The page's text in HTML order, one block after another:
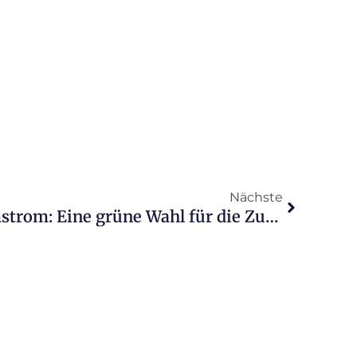
Nächste
Ökostrom gegen Normstrom: Eine grüne Wahl für die Zukunft